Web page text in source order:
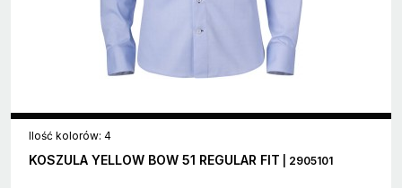
Ilość kolorów: 4
KOSZULA YELLOW BOW 51 REGULAR FIT | 2905101